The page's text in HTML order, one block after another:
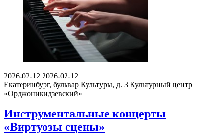
2026-02-12 2026-02-12
Екатеринбург, бульвар Культуры, д. 3 Культурный центр
«Орджоникидзевский»
Инструментальные концерты
«Виртуозы сцены»